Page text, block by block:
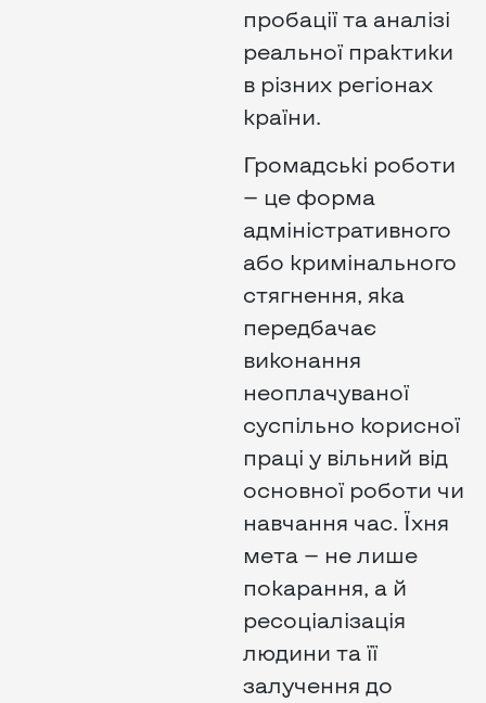
пробації та аналізі
реальної практики
в різних регіонах
країни.
Громадські роботи
— це форма
адміністративного
або кримінального
стягнення, яка
передбачає
виконання
неоплачуваної
суспільно корисної
праці у вільний від
основної роботи чи
навчання час. Їхня
мета — не лише
покарання, а й
ресоціалізація
людини та її
залучення до